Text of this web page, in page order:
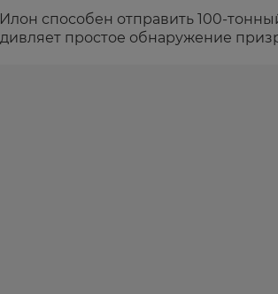
способен отправить 100-
простое обнаружение